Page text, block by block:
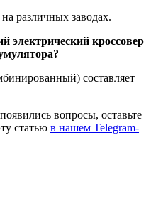
различных заводах.
электрический кроссовер
составляет
вопросы, оставьте
статью в нашем Telegram-